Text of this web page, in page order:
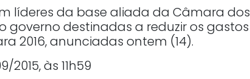
líderes da base aliada da Câmara dos
destinadas a reduzir os gastos
2016, anunciadas ontem (14).
às 11h59